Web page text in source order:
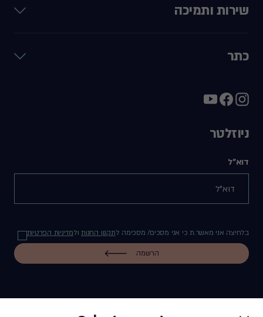
שירות ותמיכה
כתר
ניוזלטר
דוא"ל
בלחיצה אני מאשר.ת כי אני מסכים/ מסכימה לתקנון החנותולמדיניות הפרטיות
הרשמה